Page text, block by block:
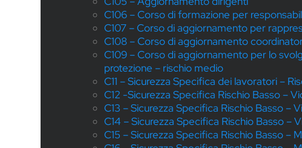
C106 – Corso di formazione per
C107 – Corso di aggiornamento per
C108 – Corso di aggiornamento
C109 – Corso di aggiornamento per lo
protezione – rischio medio
C11 – Sicurezza Specifica dei lavoratori –
C12 -Sicurezza Specifica Rischio Basso –
C13 – Sicurezza Specifica Rischio Basso –
C14 – Sicurezza Specifica Rischio Basso –
C15 – Sicurezza Specifica Rischio Basso